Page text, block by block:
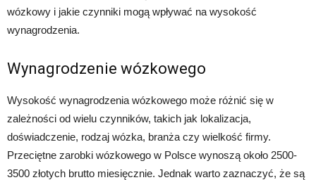
wózkowy i jakie czynniki mogą wpływać na wysokość
wynagrodzenia.
Wynagrodzenie wózkowego
Wysokość wynagrodzenia wózkowego może różnić się w
zależności od wielu czynników, takich jak lokalizacja,
doświadczenie, rodzaj wózka, branża czy wielkość firmy.
Przeciętne zarobki wózkowego w Polsce wynoszą około 2500-
3500 złotych brutto miesięcznie. Jednak warto zaznaczyć, że są